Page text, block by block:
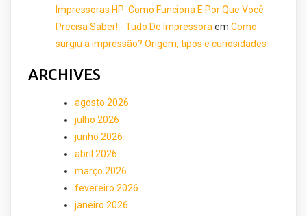
Impressoras HP: Como Funciona E Por Que Você
Precisa Saber! - Tudo De Impressora em Como
surgiu a impressão? Origem, tipos e curiosidades
ARCHIVES
agosto 2026
julho 2026
junho 2026
abril 2026
março 2026
fevereiro 2026
janeiro 2026